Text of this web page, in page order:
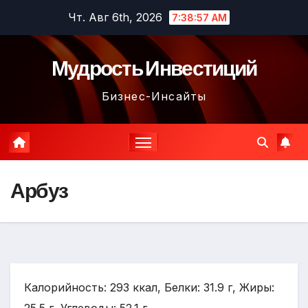
содержимому
Чт. Авг 6th, 2026 7:38:58 AM
Мудрость Инвестиций
Бизнес-Инсайты
Арбуз
Калорийность: 293 ккал, Белки: 31.9 г, Жиры: